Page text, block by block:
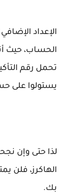
الإعداد
الحساب، حيث
تحمل رقم
يستولوا على
لذا حتى وإن
الهاكرز، فلن
بك.